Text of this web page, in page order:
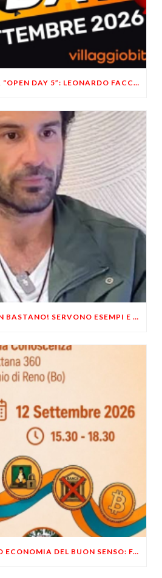
VILLAGGIO BITCOIN, “OPEN DAY 5”: LEONARDO FACCO OSPITE A BRESCIA
LIBERTÀ, LE IDEE NON BASTANO! SERVONO ESEMPI E UN PO’ DI COERENZA
LIBERTÀ, PRIVACY ED ECONOMIA DEL BUON SENSO: FACCO E MUSUMECI A CASALECCHIO DI RENO (BO)